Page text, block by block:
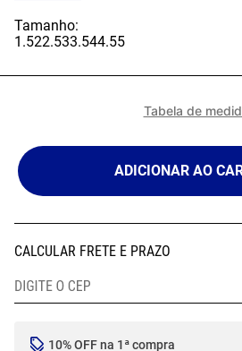
Tamanho:
1.522.533.544.55
Tabela de
ADICIONAR AO
10% OFF na 1ª compra